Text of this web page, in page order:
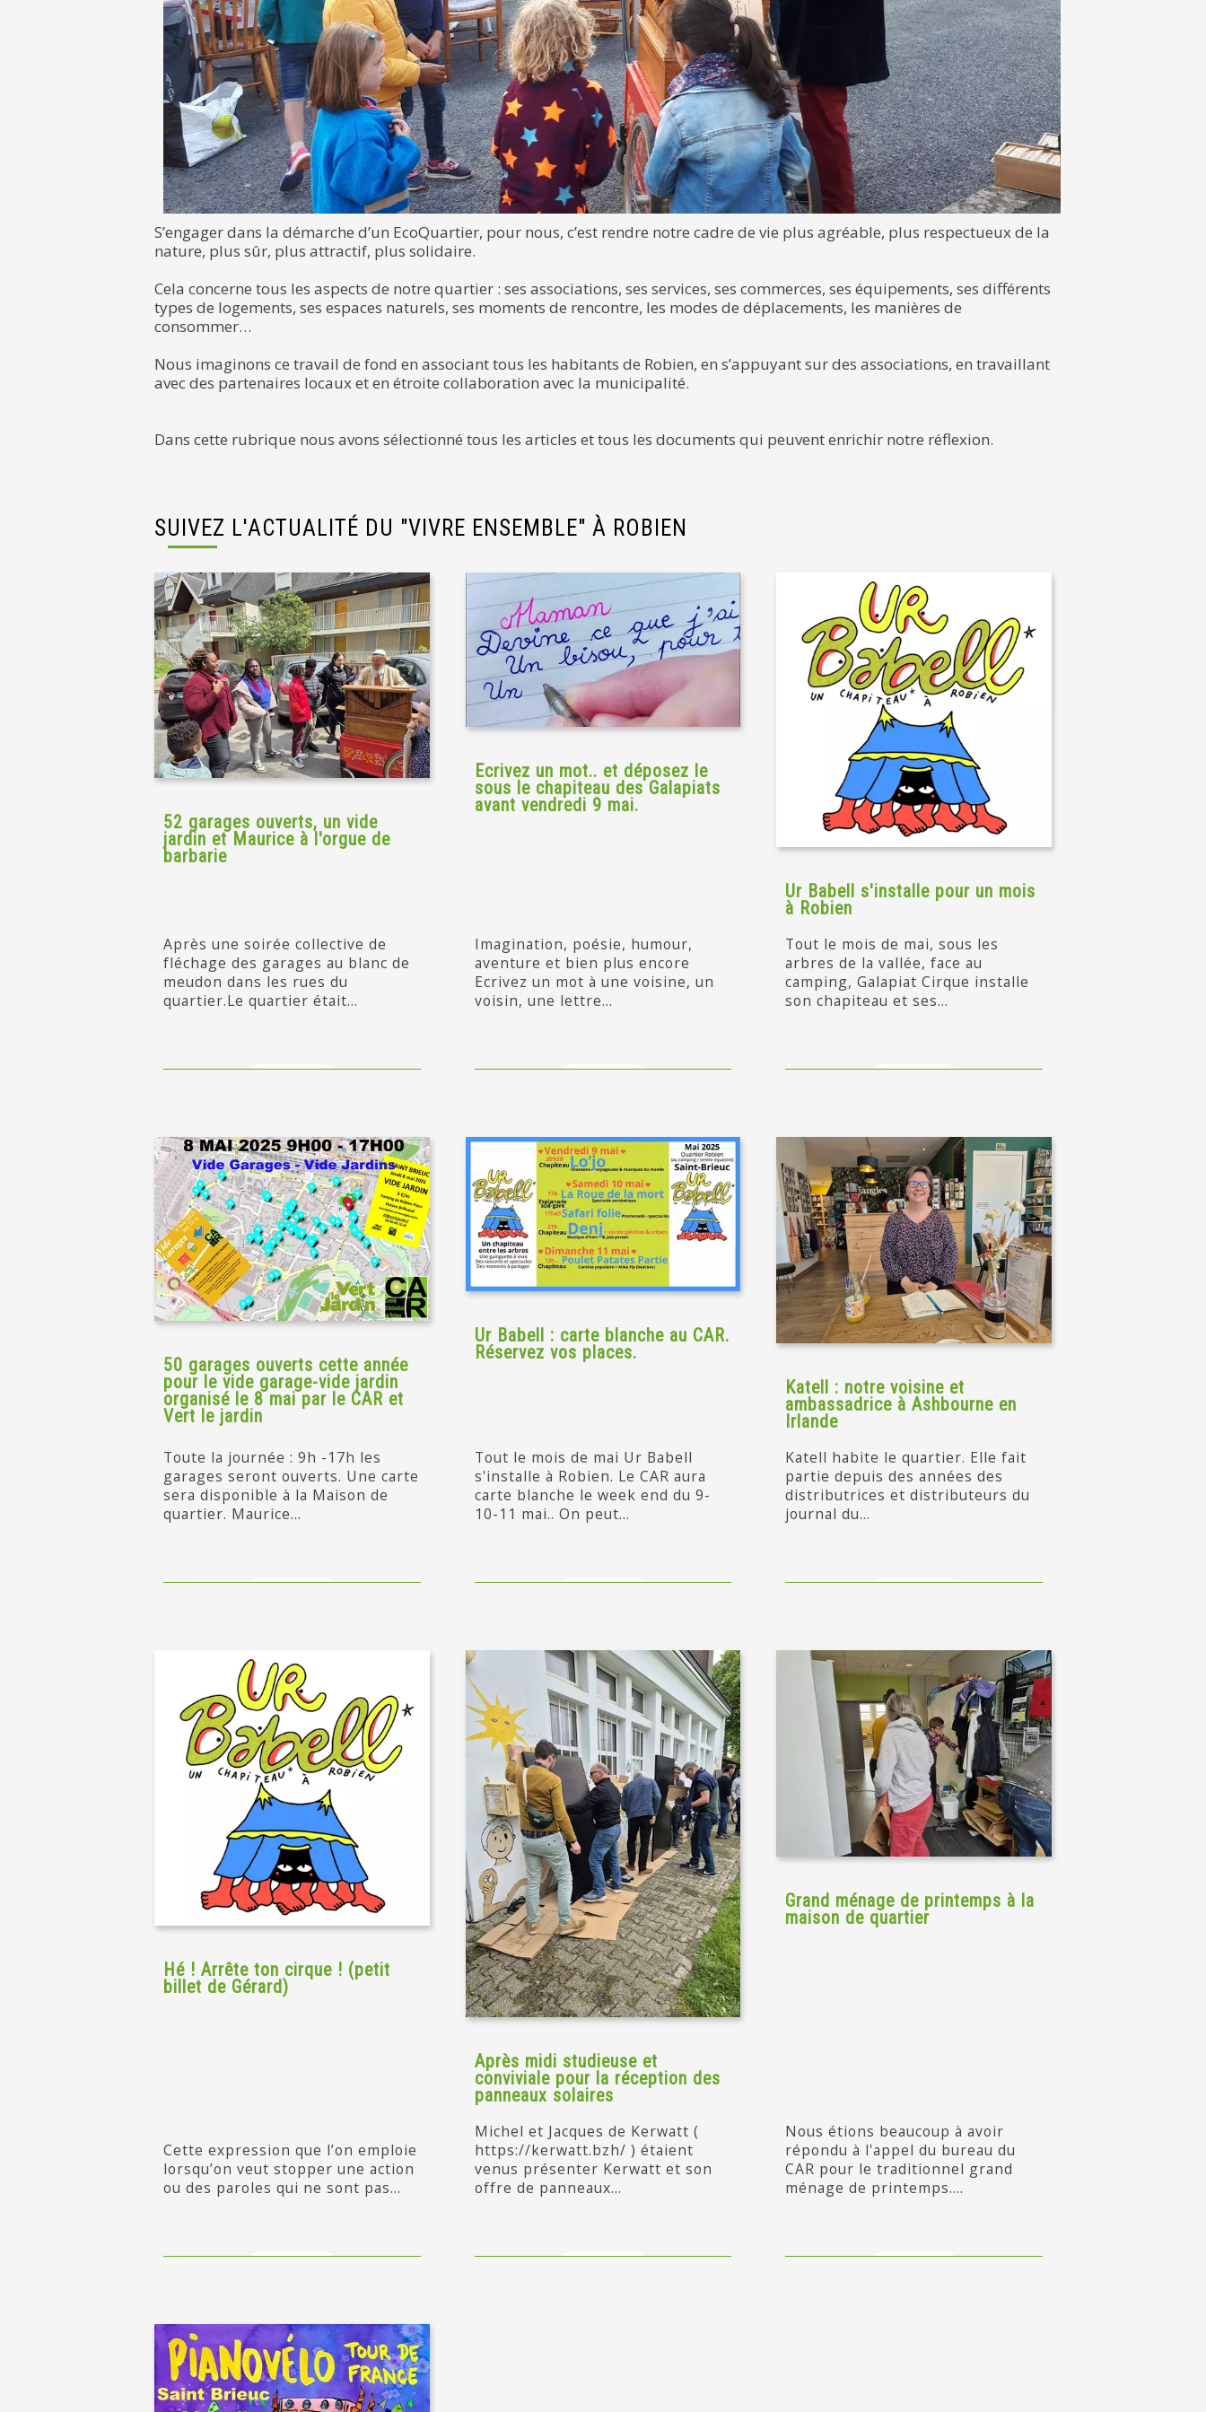
S’engager dans la démarche d’un EcoQuartier, pour nous, c’est rendre notre cadre de vie plus agréable, plus respectueux de la
nature, plus sûr, plus attractif, plus solidaire.
Cela concerne tous les aspects de notre quartier : ses associations, ses services, ses commerces, ses équipements, ses différents
types de logements, ses espaces naturels, ses moments de rencontre, les modes de déplacements, les manières de
consommer…
Nous imaginons ce travail de fond en associant tous les habitants de Robien, en s’appuyant sur des associations, en travaillant
avec des partenaires locaux et en étroite collaboration avec la municipalité.
Dans cette rubrique nous avons sélectionné tous les articles et tous les documents qui peuvent enrichir notre réflexion.
SUIVEZ L'ACTUALITÉ DU "VIVRE ENSEMBLE" À ROBIEN
52 garages ouverts, un vide
jardin et Maurice à l'orgue de
barbarie
Après une soirée collective de
fléchage des garages au blanc de
meudon dans les rues du
quartier.Le quartier était...
Ecrivez un mot.. et déposez le
sous le chapiteau des Galapiats
avant vendredi 9 mai.
Imagination, poésie, humour,
aventure et bien plus encore
Ecrivez un mot à une voisine, un
voisin, une lettre...
Ur Babell s'installe pour un mois
à Robien
Tout le mois de mai, sous les
arbres de la vallée, face au
camping, Galapiat Cirque installe
son chapiteau et ses...
50 garages ouverts cette année
pour le vide garage-vide jardin
organisé le 8 mai par le CAR et
Vert le jardin
Toute la journée : 9h -17h les
garages seront ouverts. Une carte
sera disponible à la Maison de
quartier. Maurice...
Ur Babell : carte blanche au CAR.
Réservez vos places.
Tout le mois de mai Ur Babell
s'installe à Robien. Le CAR aura
carte blanche le week end du 9-
10-11 mai.. On peut...
Katell : notre voisine et
ambassadrice à Ashbourne en
Irlande
Katell habite le quartier. Elle fait
partie depuis des années des
distributrices et distributeurs du
journal du...
Hé ! Arrête ton cirque ! (petit
billet de Gérard)
Cette expression que l’on emploie
lorsqu’on veut stopper une action
ou des paroles qui ne sont pas...
Après midi studieuse et
conviviale pour la réception des
panneaux solaires
Michel et Jacques de Kerwatt (
https://kerwatt.bzh/ ) étaient
venus présenter Kerwatt et son
offre de panneaux...
Grand ménage de printemps à la
maison de quartier
Nous étions beaucoup à avoir
répondu à l'appel du bureau du
CAR pour le traditionnel grand
ménage de printemps....